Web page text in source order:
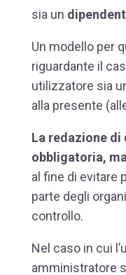
sia un
Un modello per
riguardante il
utilizzatore sia
alla presente
La redazione di
obbligatoria,
al fine di evitare
parte degli
controllo.
Nel caso in cui
amministratore